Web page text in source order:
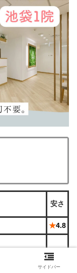
安さ
★4.8
サイドバー